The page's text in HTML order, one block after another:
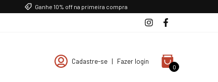
Ganhe 10% off na primeira compra
Cadastre-se | Fazer login
0